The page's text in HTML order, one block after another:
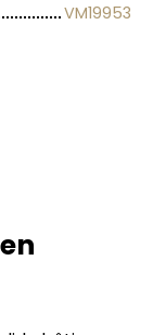
VM19953